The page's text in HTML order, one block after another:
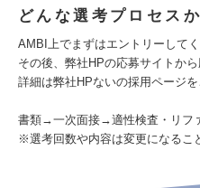
どんな選考プロセスか
AMBI上でまずはエントリーしてく
その後、弊社HPの応募サイトか
詳細は弊社HPないの採用ページを
書類→一次面接→適性検査・リフ
※選考回数や内容は変更になるこ